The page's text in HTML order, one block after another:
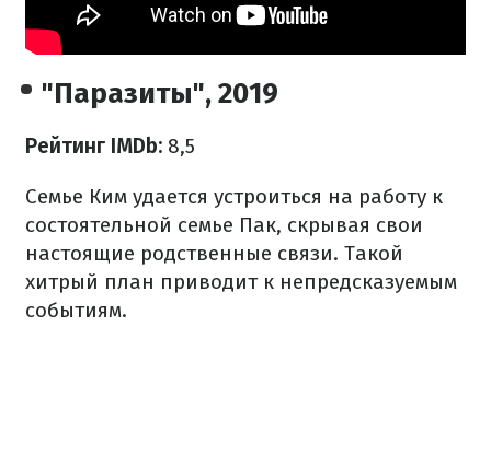
"Паразиты", 2019
Рейтинг IMDb: 8,5
Семье Ким удается устроиться на работу к
состоятельной семье Пак, скрывая свои
настоящие родственные связи. Такой
хитрый план приводит к непредсказуемым
событиям.